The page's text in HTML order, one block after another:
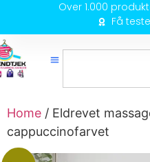
Over 1.000
Få
Home / Eldrevet
cappuccinofarvet